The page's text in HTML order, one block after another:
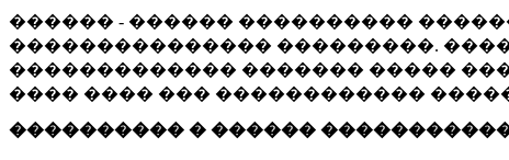
������ - ������ ����������
��������������� ���������.
������������� ������� �����
���� ���� ��� ������������
���������� � ������